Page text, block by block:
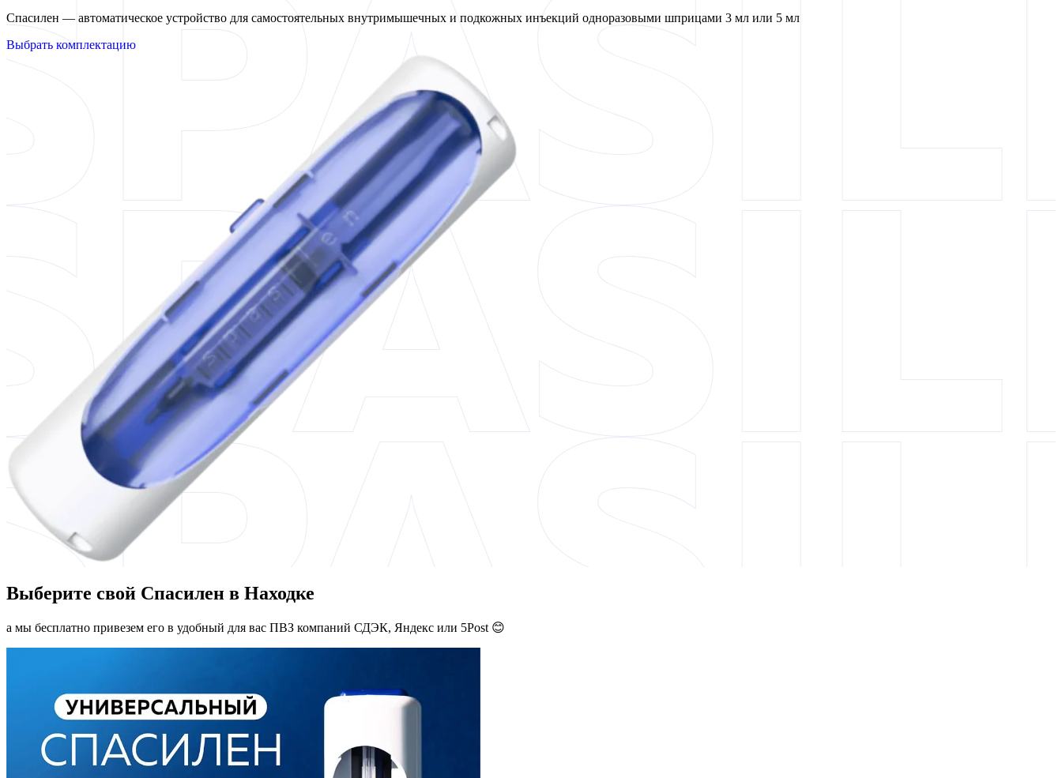
Спасилен — автоматическое устройство для самостоятельных внутримышечных и подкожных инъекций одноразовыми шприцами 3 мл или 5 мл
Выбрать комплектацию
Выберите свой Спасилен в Находке
а мы бесплатно привезем его в удобный для вас ПВЗ компаний СДЭК, Яндекс или 5Post 😊